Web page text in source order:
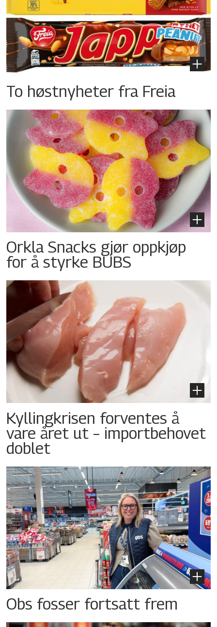
To høstnyheter fra Freia
Orkla Snacks gjør oppkjøp
for å styrke BUBS
Kyllingkrisen forventes å
vare året ut – importbehovet
doblet
Obs fosser fortsatt frem